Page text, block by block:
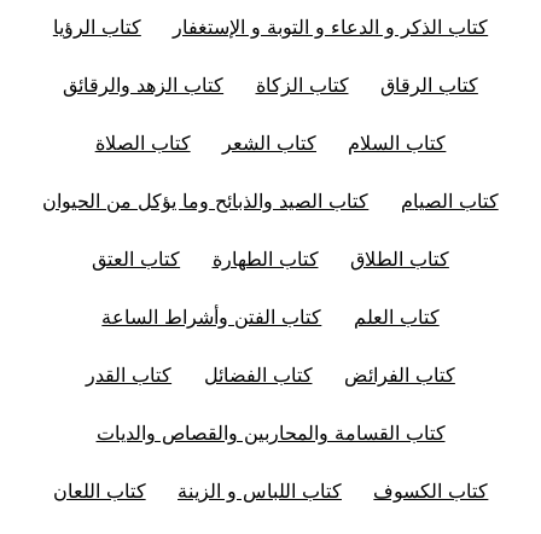
كتاب الذكر و الدعاء و التوبة و الإستغفار كتاب الرؤيا
كتاب الرقاق كتاب الزكاة كتاب الزهد والرقائق
كتاب السلام كتاب الشعر كتاب الصلاة
كتاب الصيام كتاب الصيد والذبائح وما يؤكل من الحيوان
كتاب الطلاق كتاب الطهارة كتاب العتق
كتاب العلم كتاب الفتن وأشراط الساعة
كتاب الفرائض كتاب الفضائل كتاب القدر
كتاب القسامة والمحاربين والقصاص والديات
كتاب الكسوف كتاب اللباس و الزينة كتاب اللعان